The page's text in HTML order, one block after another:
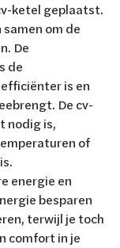
ketel geplaatst.
om de
De
de
is en
De cv-
nodig is,
of
energie en
besparen
terwijl je toch
comfort in je